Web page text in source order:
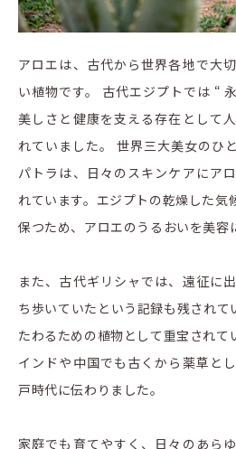
アロエは、古代から世界各地で大
い植物です。 古代エジプトでは “
美しさと健康を支える存在として
れていました。 世界三大美女のひ
パトラは、日々のスキンケアにア
れています。エジプトの乾燥した気
保つため、アロエのうるおいを美容
また、古代ギリシャでは、遠征に
ち歩いていたという記録も残されて
たわるための植物として重宝されて
インドや中国でも古くから薬草と
戸時代に伝わりました。
家庭でも育てやすく、日々のあら